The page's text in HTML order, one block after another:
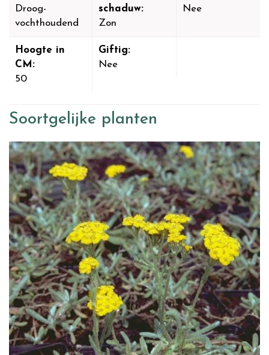
Droog-
vochthoudend
schaduw:
Zon
Nee
Hoogte in
CM:
50
Giftig:
Nee
Soortgelijke planten